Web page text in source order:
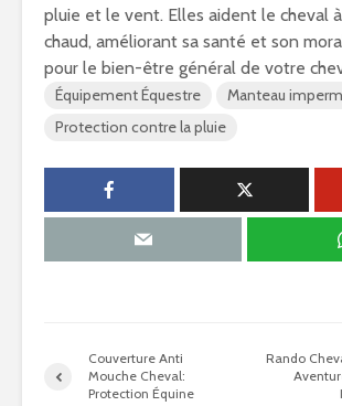
pluie et le vent. Elles aident le cheval
chaud, améliorant sa santé et son
pour le bien-être général de votre
Équipement Équestre
Manteau
Protection contre la pluie
Couverture Anti
Mouche Cheval:
Protection Équine
Rando